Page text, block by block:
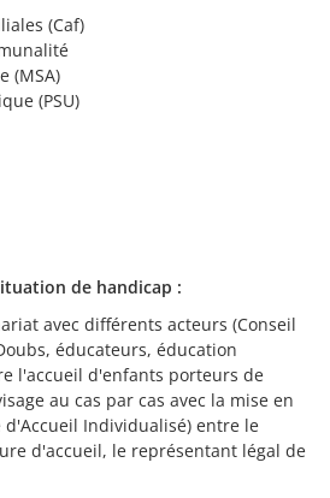
(Caf)
(MSA)
(PSU)
de handicap :
avec différents acteurs (Conseil
éducateurs, éducation
l'accueil d'enfants porteurs de
au cas par cas avec la mise en
d'Accueil Individualisé) entre le
d'accueil, le représentant légal de